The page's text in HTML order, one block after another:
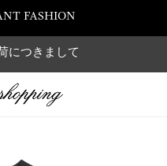
FASHION
につきまして